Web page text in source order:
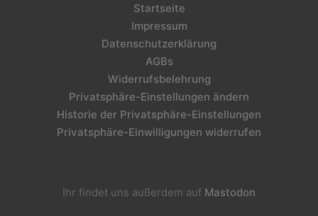
Startseite
Impressum
Datenschutzerklärung
AGBs
Widerrufsbelehrung
Privatsphäre-Einstellungen ändern
Historie der Privatsphäre-Einstellungen
Privatsphäre-Einwilligungen widerrufen
Ihr findet uns außerdem auf Mastodon